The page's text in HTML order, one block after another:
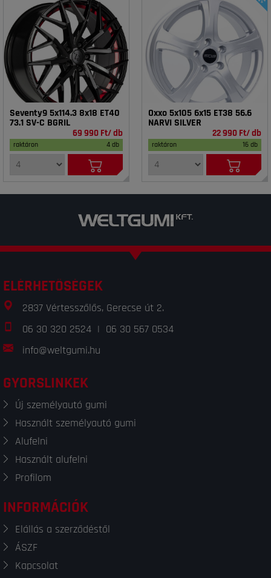
Seventy9 5x114.3 8x18 ET40
73.1 SV-C BGRIL
69 990 Ft/ db
raktáron 4 db
Oxxo 5x105 6x15 ET38 56.6
NARVI SILVER
22 990 Ft/ db
raktáron 16 db
ELÉRHETŐSÉGEK
2837 Vértesszőlős, Gerecse út 2.
06 30 320 2524 | 06 30 567 0534
info@weltgumi.hu
GYORSLINKEK
Új személyautó gumi
Használt személyautó gumi
Alufelni
Használt alufelni
Profilom
INFORMÁCIÓK
Elállás a szerződéstől
ÁSZF
Kapcsolat